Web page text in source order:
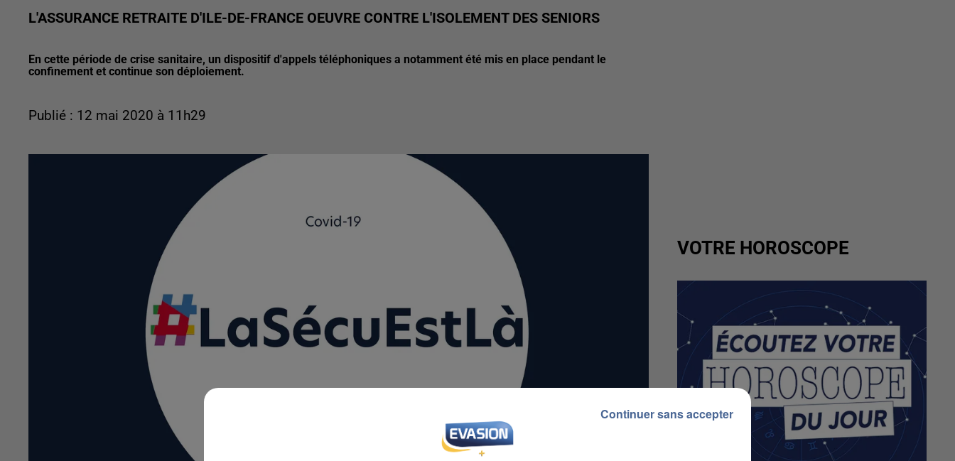
L'ASSURANCE RETRAITE D'ILE-DE-FRANCE OEUVRE CONTRE L'ISOLEMENT DES SENIORS
En cette période de crise sanitaire, un dispositif d'appels téléphoniques a notamment été mis en place pendant le
confinement et continue son déploiement.
Publié : 12 mai 2020 à 11h29
VOTRE HOROSCOPE
Continuer sans accepter